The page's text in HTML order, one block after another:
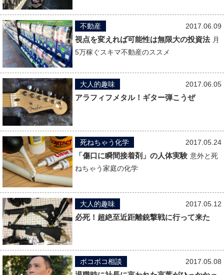
2017.06.09
不動産
視点を変えれば可能性は無限大の投資法 月
5万稼ぐスキマ不動産のススメ
2017.06.05
大人的趣味
アラフィフメタル！ギター弾こうぜ
2017.05.24
死ねちゃう化学
「傷口に瞬間接着剤」の人体実験 意外と死
ねちゃう家庭の化学
2017.05.12
大人的趣味
必死！超絶至近距離銃撃戦に行って来た
2017.05.08
ボコボコ相談